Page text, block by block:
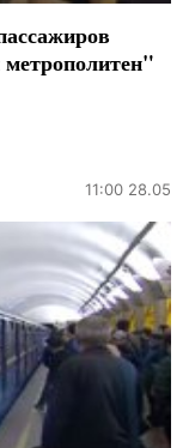
11:00 28.05